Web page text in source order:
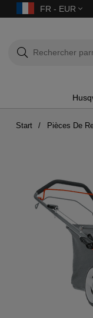
FR - EUR
Start Pièces De